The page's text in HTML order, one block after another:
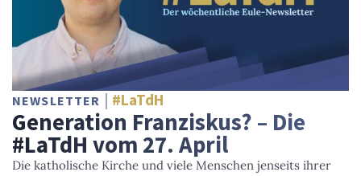
NEWSLETTER #LaTdH
Generation Franziskus? – Die
#LaTdH vom 27. April
Die katholische Kirche und viele Menschen jenseits ihrer